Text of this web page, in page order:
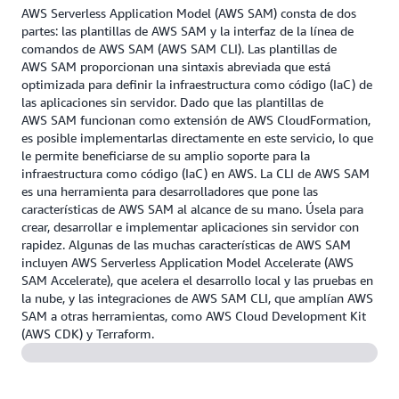
AWS Serverless Application Model (AWS SAM) consta de dos
partes: las plantillas de AWS SAM y la interfaz de la línea de
comandos de AWS SAM (AWS SAM CLI). Las plantillas de
AWS SAM proporcionan una sintaxis abreviada que está
optimizada para definir la infraestructura como código (IaC) de
las aplicaciones sin servidor. Dado que las plantillas de
AWS SAM funcionan como extensión de AWS CloudFormation,
es posible implementarlas directamente en este servicio, lo que
le permite beneficiarse de su amplio soporte para la
infraestructura como código (IaC) en AWS. La CLI de AWS SAM
es una herramienta para desarrolladores que pone las
características de AWS SAM al alcance de su mano. Úsela para
crear, desarrollar e implementar aplicaciones sin servidor con
rapidez. Algunas de las muchas características de AWS SAM
incluyen AWS Serverless Application Model Accelerate (AWS
SAM Accelerate), que acelera el desarrollo local y las pruebas en
la nube, y las integraciones de AWS SAM CLI, que amplían AWS
SAM a otras herramientas, como AWS Cloud Development Kit
(AWS CDK) y Terraform.